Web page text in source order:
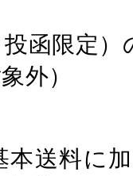
函限定
外）
送料に